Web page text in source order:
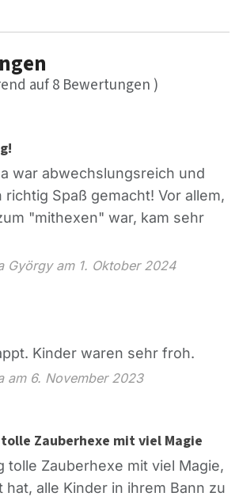
auf8 Bewertungen )
war abwechslungsreich und
richtig Spaß gemacht! Vor allem,
"mithexen" war, kam sehr
György am 1. Oktober 2024
Kinder waren sehr froh.
am 6. November 2023
Zauberhexe mit viel Magie
tolle Zauberhexe mit viel Magie,
hat, alle Kinder in ihrem Bann zu